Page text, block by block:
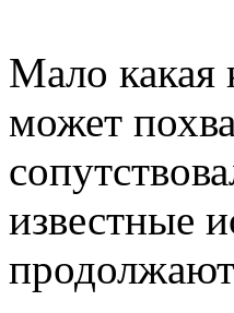
Мало какая
может
известные